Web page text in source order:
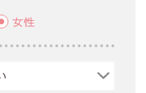
女性